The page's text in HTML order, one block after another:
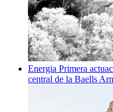
Energia Primera
central de la Baells